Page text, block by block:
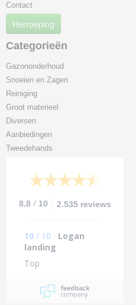
Contact
Herroeping
Categorieën
Gazononderhoud
Snoeien en Zagen
Reiniging
Groot materieel
Diversen
Aanbiedingen
Tweedehands
8.8 / 10 2.535 reviews
10 / 10
Logan
landing
Top